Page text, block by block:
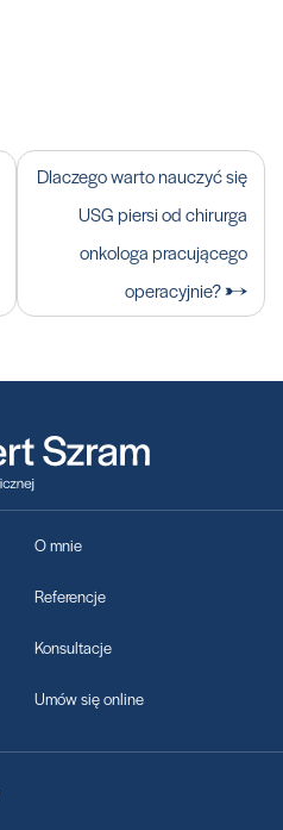
Dlaczego warto nauczyć się
USG piersi od chirurga
onkologa pracującego
operacyjnie?
O mnie
Referencje
Konsultacje
Umów się online